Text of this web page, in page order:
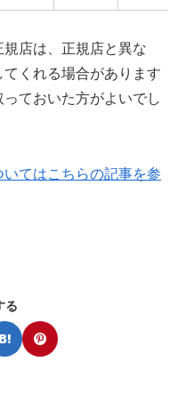
店は、正規店と異な
くれる場合があります
ておいた方がよいでし
てはこちらの記事を参
る